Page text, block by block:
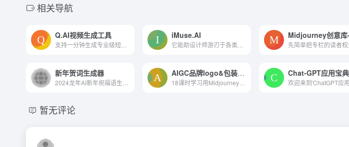
相关导航
Q.AI视频生成工具 iMuse.AI
新年贺词生成器 AIGC品牌logo&包装&IP设计
18课时学习用Midjourney生成字体、品牌Logo、品牌包装、品牌IP形象等
暂无评论